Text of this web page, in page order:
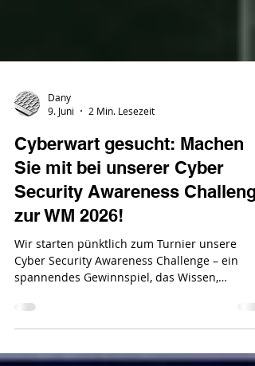
9. Juni
2 Min. Lesezeit
Cyberwart gesucht: Machen
Sie mit bei unserer Cyber
Security Awareness Challenge
zur WM 2026!
Wir starten pünktlich zum Turnier unsere
spannendes Gewinnspiel, das Wissen,
Teamgeist und Sicherheit miteinander